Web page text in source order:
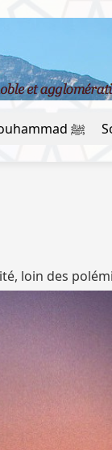
La vie du prophète Mouhammad ﷺ
loin des